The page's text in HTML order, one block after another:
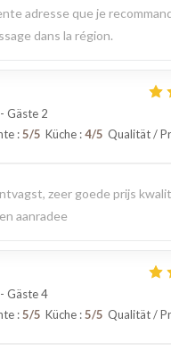
adresse que je
dans la région.
Gäste 2
:5/5 Küche :4/5 Qualität /
zeer goede prijs
aanradee
Gäste 4
:5/5 Küche :5/5 Qualität /